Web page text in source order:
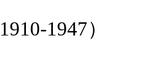
1947）